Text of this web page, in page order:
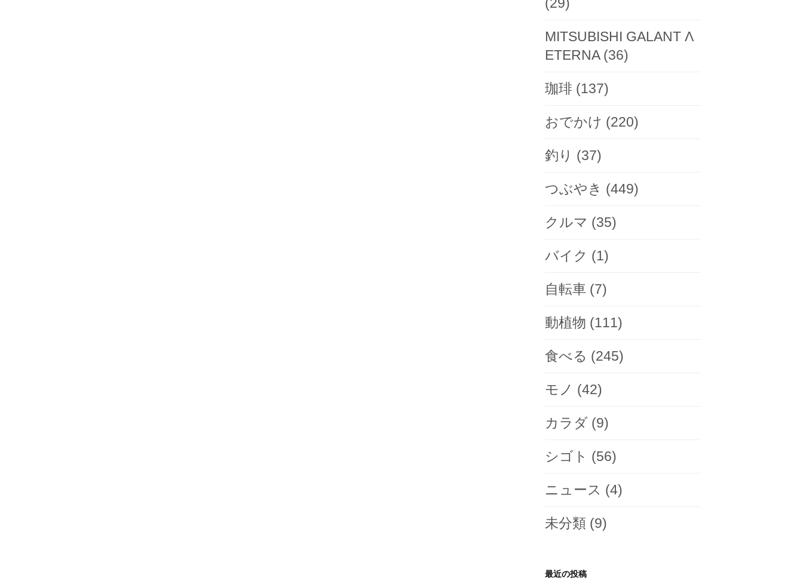
(29)
MITSUBISHI GALANT Λ
ETERNA(36)
珈琲 (137)
おでかけ (220)
釣り (37)
つぶやき (449)
クルマ (35)
バイク (1)
自転車 (7)
動植物 (111)
食べる (245)
モノ (42)
カラダ (9)
シゴト (56)
ニュース (4)
未分類 (9)
最近の投稿